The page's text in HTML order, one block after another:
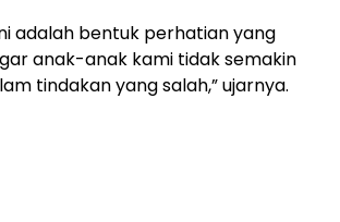
adalah bentuk perhatian yang
anak-anak kami tidak semakin
tindakan yang salah,” ujarnya.